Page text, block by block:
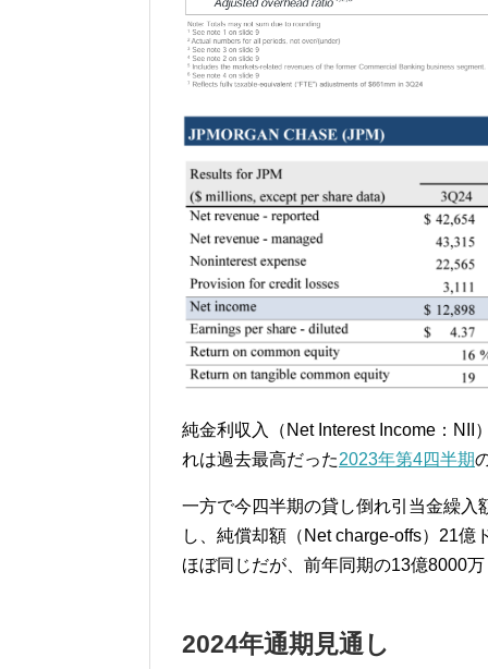
純金利収入（Net Interest Income：NII
れは過去最高だった2023年第4四半期
一方で今四半期の貸し倒れ引当金繰
し、純償却額（Net charge-offs）21
ほぼ同じだが、前年同期の13億8000
2024年通期見通し